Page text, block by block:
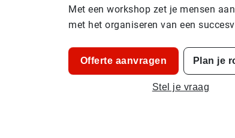
Met een workshop zet je mensen
met het organiseren van een
Offerte aanvragen Plan je
Stel je vraag